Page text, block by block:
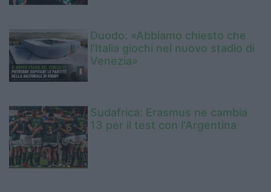
Duodo: «Abbiamo chiesto che
l’Italia giochi nel nuovo stadio di
Venezia»
Sudafrica: Erasmus ne cambia
13 per il test con l'Argentina